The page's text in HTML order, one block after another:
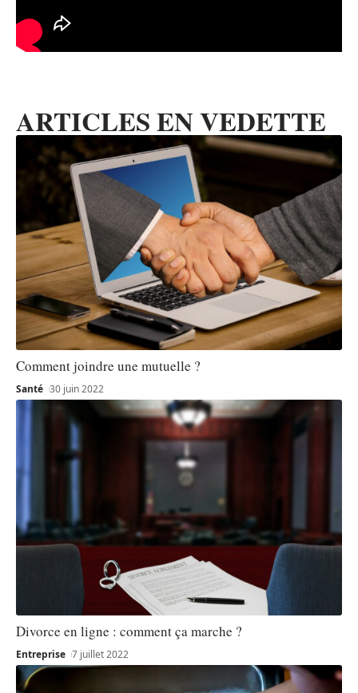
ARTICLES EN VEDETTE
Comment joindre une mutuelle ?
Santé 30 juin 2022
Divorce en ligne : comment ça marche ?
Entreprise 7 juillet 2022